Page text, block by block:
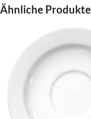
Ähnliche Produkte